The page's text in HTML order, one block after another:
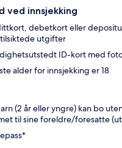
ved innsjekking
debetkort eller
utgifter
ID-kort med
alder for innsjekking er 18
(2 år eller yngre) kan bo
til sine foreldre/foresatte